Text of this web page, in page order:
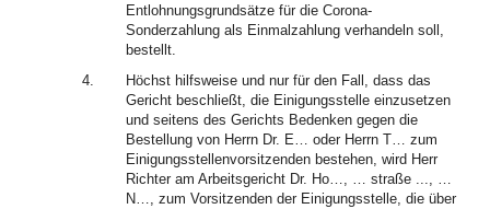
Entlohnungsgrundsätze für die Corona-
Sonderzahlung als Einmalzahlung verhandeln soll,
bestellt.
4.
Höchst hilfsweise und nur für den Fall, dass das
Gericht beschließt, die Einigungsstelle einzusetzen
und seitens des Gerichts Bedenken gegen die
Bestellung von Herrn Dr. E… oder Herrn T… zum
Einigungsstellenvorsitzenden bestehen, wird Herr
Richter am Arbeitsgericht Dr. Ho…, … straße ..., …
N…, zum Vorsitzenden der Einigungsstelle, die über